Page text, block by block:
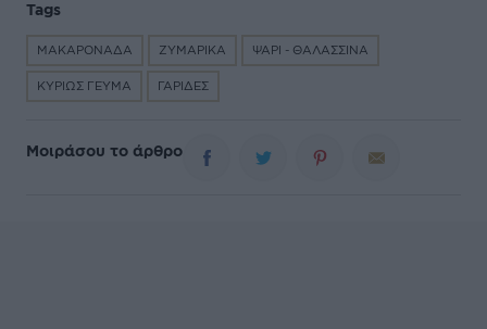
Tags
ΜΑΚΑΡΟΝΑΔΑ ΖΥΜΑΡΙΚΑ ΨΑΡΙ - ΘΑΛΑΣΣΙΝΑ
ΚΥΡΙΩΣ ΓΕΥΜΑ ΓΑΡΙΔΕΣ
Μοιράσου το άρθρο